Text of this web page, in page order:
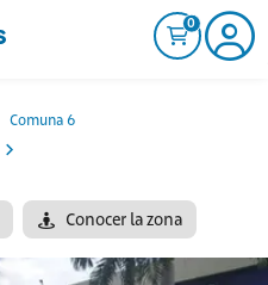
0
Comuna 6
Conocer la zona